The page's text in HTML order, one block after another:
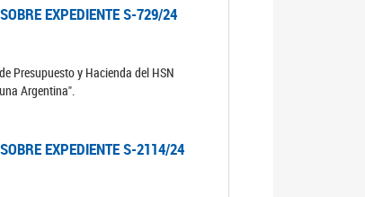
EXPEDIENTE S-729/24
Presupuesto y Hacienda del HSN
Argentina".
EXPEDIENTE S-2114/24